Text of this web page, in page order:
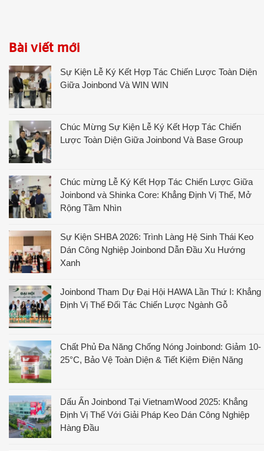
Bài viết mới
Sự Kiện Lễ Ký Kết Hợp Tác Chiến Lược Toàn Diện
Giữa Joinbond Và WIN WIN
Chúc Mừng Sự Kiện Lễ Ký Kết Hợp Tác Chiến
Lược Toàn Diện Giữa Joinbond Và Base Group
Chúc mừng Lễ Ký Kết Hợp Tác Chiến Lược Giữa
Joinbond và Shinka Core: Khẳng Định Vị Thế, Mở
Rộng Tầm Nhìn
Sự Kiện SHBA 2026: Trình Làng Hệ Sinh Thái Keo
Dán Công Nghiệp Joinbond Dẫn Đầu Xu Hướng
Xanh
Joinbond Tham Dự Đại Hội HAWA Lần Thứ I: Khẳng
Định Vị Thế Đối Tác Chiến Lược Ngành Gỗ
Chất Phủ Đa Năng Chống Nóng Joinbond: Giảm 10-
25°C, Bảo Vệ Toàn Diện & Tiết Kiệm Điện Năng
Dấu Ấn Joinbond Tại VietnamWood 2025: Khẳng
Định Vị Thế Với Giải Pháp Keo Dán Công Nghiệp
Hàng Đầu